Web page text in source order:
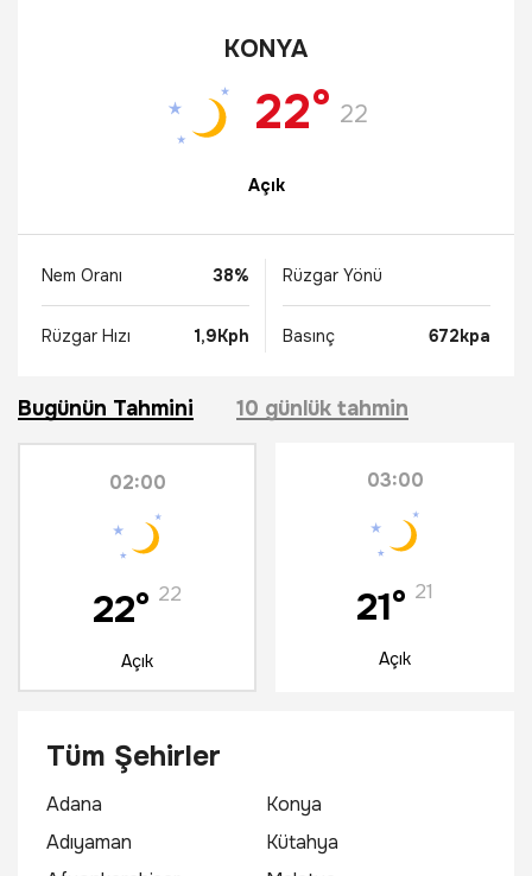
KONYA
22° 22
Açık
Nem Oranı 38% Rüzgar Yönü
Rüzgar Hızı 1,9Kph Basınç 672kpa
Bugünün Tahmini 10 günlük tahmin
02:00
22° 22
Açık
03:00
21° 21
Açık
Cuma
Tüm Şehirler
Adana
Adıyaman
Konya
Kütahya